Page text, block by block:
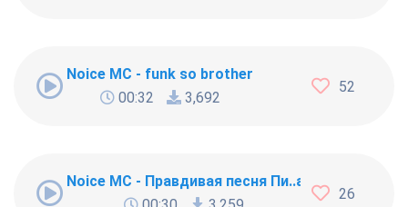
Noice MC - funk so brother
00:32
3,692
52
Noice MC - Правдивая песня Пи..абола
26